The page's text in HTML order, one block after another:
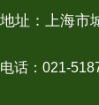
地址：上海市
电话：021-